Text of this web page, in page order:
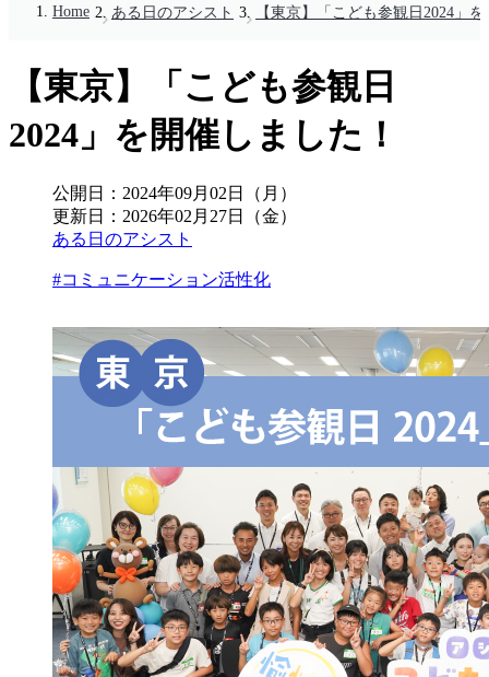
Home ある日のアシスト 【東京】「こども参観日2024」
【東京】「こども参観日
2024」を開催しました！
公開日： 2024年09月02日（月）
更新日： 2026年02月27日（金）
ある日のアシスト
#コミュニケーション活性化